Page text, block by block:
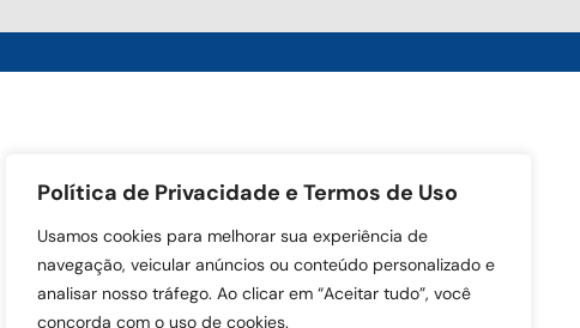
Política de Privacidade e Termos de Uso
Usamos cookies para melhorar sua experiência de
navegação, veicular anúncios ou conteúdo personalizado e
analisar nosso tráfego. Ao clicar em “Aceitar tudo”, você
concorda com o uso de cookies.